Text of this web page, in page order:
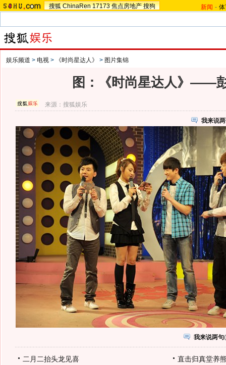
搜狐 ChinaRen 17173 焦点房地产 搜狗 新闻 -
娱乐频道 > 电视 > 《时尚星达人》 > 图片集锦
图：《时尚星达人》——
来源：搜狐娱乐
我来说
我来说两句(
二月二抬头龙见喜 直击归真堂养